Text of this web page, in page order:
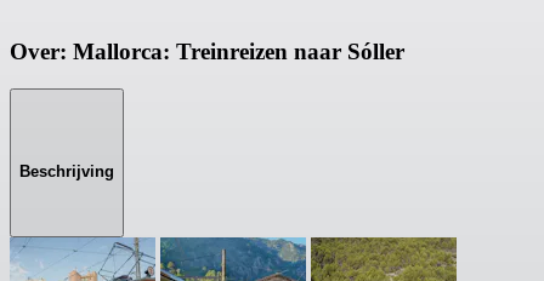
Over: Mallorca: Treinreizen naar Sóller
Beschrijving